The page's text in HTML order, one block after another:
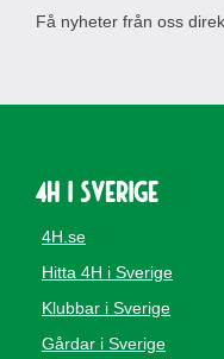
Få nyheter från oss
4H i Sverige
4H.se
Hitta 4H i Sverige
Klubbar i Sverige
Gårdar i Sverige